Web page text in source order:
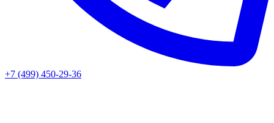
+7 (499) 450-29-36